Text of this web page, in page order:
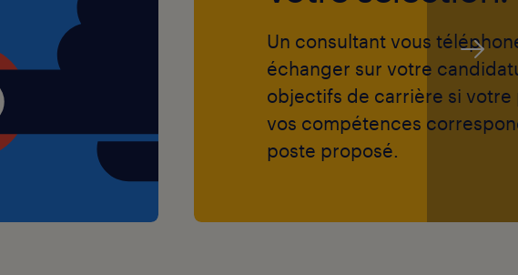
Un consultant vous
échanger sur votre
objectifs de carrière si votre
vos compétences
poste proposé.